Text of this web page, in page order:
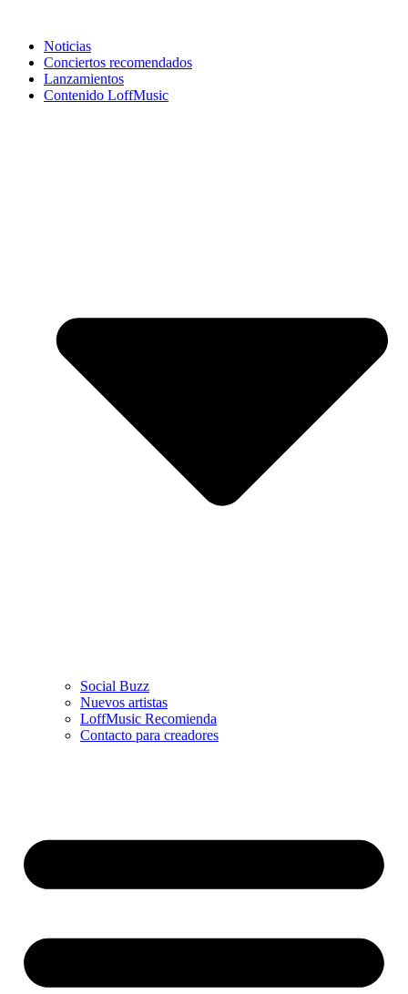
Noticias
Conciertos recomendados
Lanzamientos
Contenido LoffMusic
Social Buzz
Nuevos artistas
LoffMusic Recomienda
Contacto para creadores